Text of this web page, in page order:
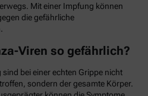
Mit einer Impfung können
die gefährliche
Viren so gefährlich?
bei einer echten Grippe nicht
sondern der gesamte Körper.